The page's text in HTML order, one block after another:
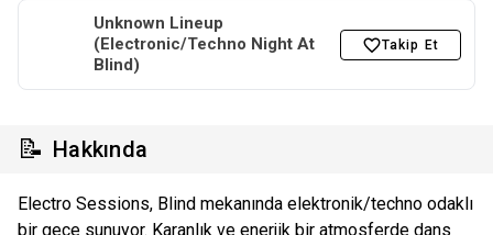
Unknown Lineup
(Electronic/Techno Night At
Blind)
Takip Et
📝 Hakkında
Electro Sessions, Blind mekanında elektronik/techno odaklı
bir gece sunuyor. Karanlık ve enerjik bir atmosferde dans